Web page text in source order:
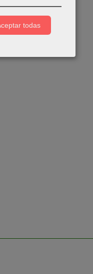
todas